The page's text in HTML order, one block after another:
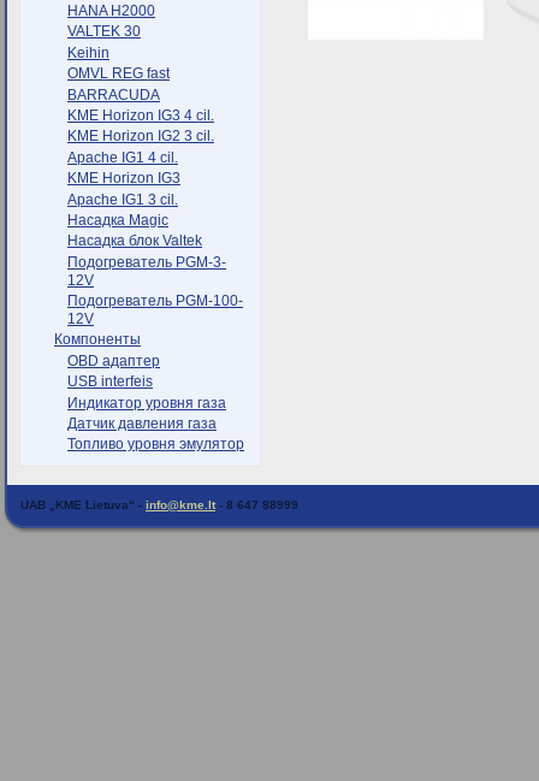
HANA H2000
VALTEK 30
Keihin
OMVL REG fast
BARRACUDA
KME Horizon IG3 4 cil.
KME Horizon IG2 3 cil.
Apache IG1 4 cil.
KME Horizon IG3
Apache IG1 3 cil.
Насадка Magic
Насадка блок Valtek
Подогреватель PGM-3-
12V
Подогреватель PGM-100-
12V
Компоненты
OBD адаптер
USB interfeis
Индикатор уровня газа
Датчик давления газа
Топливо уровня эмулятор
UAB „KME Lietuva“ - info@kme.lt - 8 647 88999